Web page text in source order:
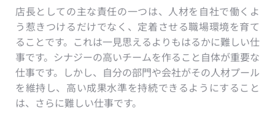
店長としての主な責任の一つは、人材を自社で働くよ
う惹きつけるだけでなく、定着させる職場環境を育て
ることです。これは一見思えるよりもはるかに難しい仕
事です。シナジーの高いチームを作ること自体が重要な
仕事です。しかし、自分の部門や会社がその人材プール
を維持し、高い成果水準を持続できるようにすること
は、さらに難しい仕事です。